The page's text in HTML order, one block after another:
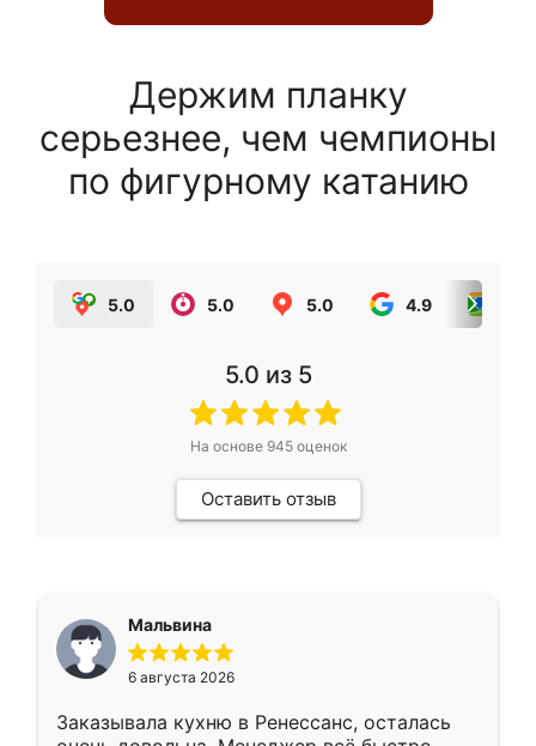
Держим планку
серьезнее, чем чемпионы
по фигурному катанию
5.0 5.0 5.0 4.9
5.0 из 5
На основе 945оценок
Оставить отзыв
Мальвина
6 августа 2026
Заказывала кухню в Ренессанс, осталась